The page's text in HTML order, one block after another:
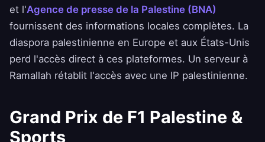
et l'Agence de presse de la Palestine (BNA)
fournissent des informations locales complètes. La
diaspora palestinienne en Europe et aux États-Unis
perd l'accès direct à ces plateformes. Un serveur à
Ramallah rétablit l'accès avec une IP palestinienne.
Grand Prix de F1 Palestine &
Sports